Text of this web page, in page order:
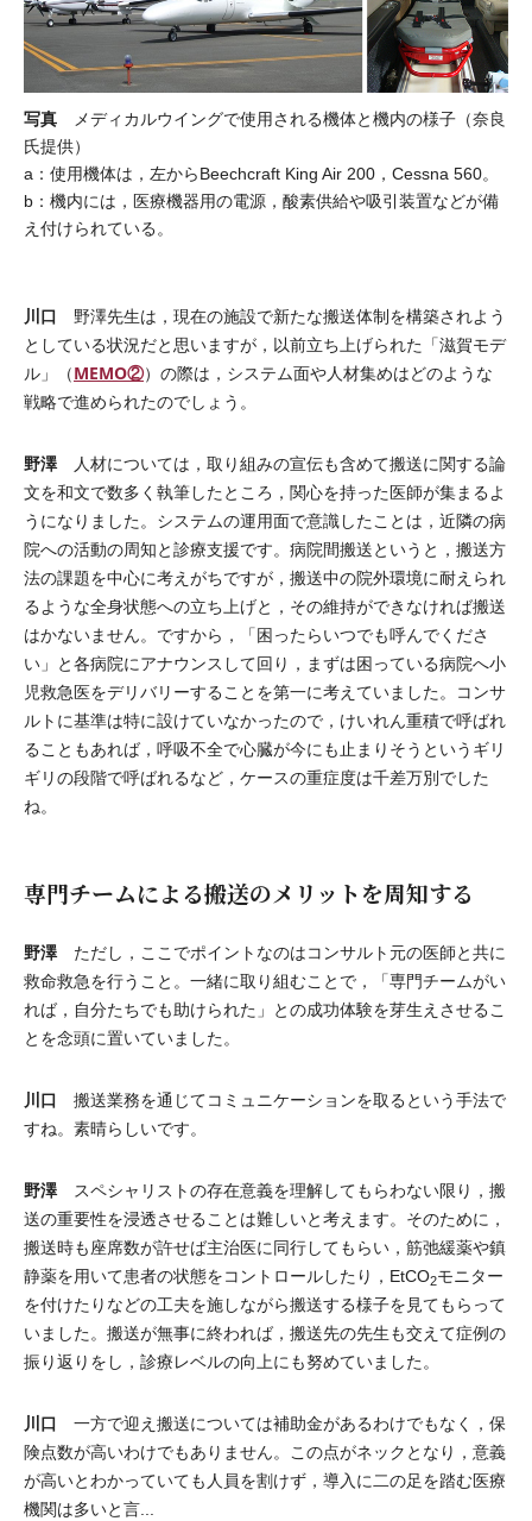
写真 メディカルウイングで使用される機体と機内の様子（奈良
氏提供）
a：使用機体は，左からBeechcraft King Air 200，Cessna 560。
b：機内には，医療機器用の電源，酸素供給や吸引装置などが備
え付けられている。
川口 野澤先生は，現在の施設で新たな搬送体制を構築されよう
としている状況だと思いますが，以前立ち上げられた「滋賀モデ
ル」（MEMO②）の際は，システム面や人材集めはどのような
戦略で進められたのでしょう。
野澤人材については，取り組みの宣伝も含めて搬送に関する論
文を和文で数多く執筆したところ，関心を持った医師が集まるよ
うになりました。システムの運用面で意識したことは，近隣の病
院への活動の周知と診療支援です。病院間搬送というと，搬送方
法の課題を中心に考えがちですが，搬送中の院外環境に耐えられ
るような全身状態への立ち上げと，その維持ができなければ搬送
はかないません。ですから，「困ったらいつでも呼んでくださ
い」と各病院にアナウンスして回り，まずは困っている病院へ小
児救急医をデリバリーすることを第一に考えていました。コンサ
ルトに基準は特に設けていなかったので，けいれん重積で呼ばれ
ることもあれば，呼吸不全で心臓が今にも止まりそうというギリ
ギリの段階で呼ばれるなど，ケースの重症度は千差万別でした
ね。
専門チームによる搬送のメリットを周知する
野澤ただし，ここでポイントなのはコンサルト元の医師と共に
救命救急を行うこと。一緒に取り組むことで，「専門チームがい
れば，自分たちでも助けられた」との成功体験を芽生えさせるこ
とを念頭に置いていました。
川口 搬送業務を通じてコミュニケーションを取るという手法で
すね。素晴らしいです。
野澤スペシャリストの存在意義を理解してもらわない限り，搬
送の重要性を浸透させることは難しいと考えます。そのために，
搬送時も座席数が許せば主治医に同行してもらい，筋弛緩薬や鎮
静薬を用いて患者の状態をコントロールしたり，EtCO2モニター
を付けたりなどの工夫を施しながら搬送する様子を見てもらって
いました。搬送が無事に終われば，搬送先の先生も交えて症例の
振り返りをし，診療レベルの向上にも努めていました。
川口 一方で迎え搬送については補助金があるわけでもなく，保
険点数が高いわけでもありません。この点がネックとなり，意義
が高いとわかっていても人員を割けず，導入に二の足を踏む医療
機関は多いと言...